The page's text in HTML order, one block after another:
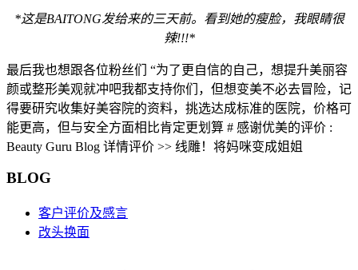
*这是BAITONG发给来的三天前。看到她的瘦脸，我眼睛很
辣!!!*
最后我也想跟各位粉丝们 “为了更自信的自己，想提升美丽容
颜或整形美观就冲吧我都支持你们，但想变美不必去冒险，记
得要研究收集好美容院的资料，挑选达成标准的医院，价格可
能更高，但与安全方面相比肯定更划算 # 感谢优美的评价 :
Beauty Guru Blog 详情评价 >> 线雕！将妈咪变成姐姐
BLOG
客户评价及感言
改头换面